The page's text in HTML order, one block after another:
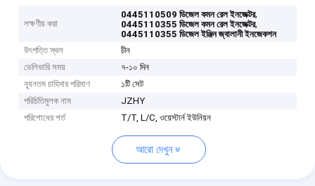
লক্ষণীয় করা
0445110509 ডিজেল কমন রেল ইনজেক্টর,
0445110355 ডিজেল কমন রেল ইনজেক্টর,
0445110355 ডিজেল ইঞ্জিন জ্বালানী ইনজেকশন
উৎপত্তি স্থল
চীন
ডেলিভারি সময়
৭-১০ দিন
ন্যূনতম চাহিদার পরিমাণ
১টি সেট
পরিচিতিমুলক নাম
JZHY
পরিশোধের শর্ত
T/T, L/C, ওয়েস্টার্ন ইউনিয়ন
আরো দেখুন